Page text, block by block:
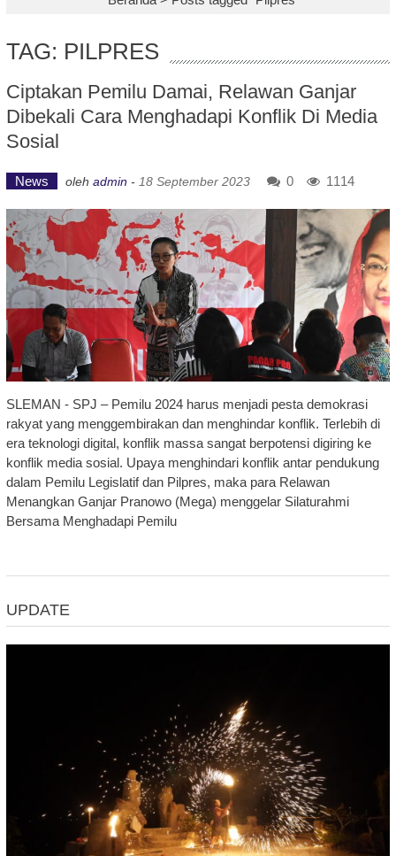
TAG: PILPRES
Ciptakan Pemilu Damai, Relawan Ganjar
Dibekali Cara Menghadapi Konflik Di Media
Sosial
News oleh admin - 18 September 2023 0 1114
SLEMAN - SPJ – Pemilu 2024 harus menjadi pesta demokrasi
rakyat yang menggembirakan dan menghindar konflik. Terlebih di
era teknologi digital, konflik massa sangat berpotensi digiring ke
konflik media sosial. Upaya menghindari konflik antar pendukung
dalam Pemilu Legislatif dan Pilpres, maka para Relawan
Menangkan Ganjar Pranowo (Mega) menggelar Silaturahmi
Bersama Menghadapi Pemilu
UPDATE